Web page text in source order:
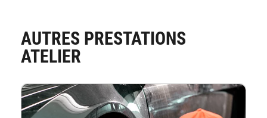
AUTRES PRESTATIONS
ATELIER